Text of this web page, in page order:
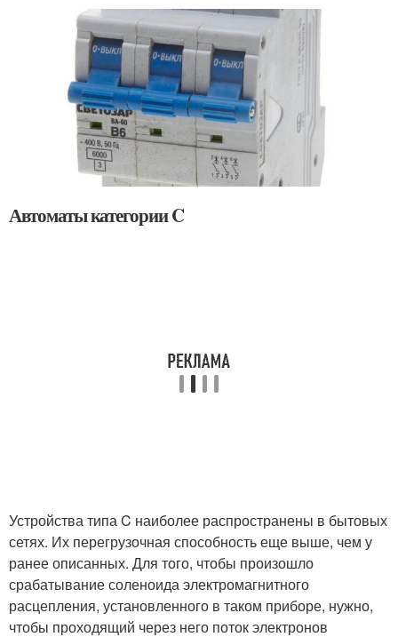
Автоматы категории C
Устройства типа C наиболее распространены в бытовых
сетях. Их перегрузочная способность еще выше, чем у
ранее описанных. Для того, чтобы произошло
срабатывание соленоида электромагнитного
расцепления, установленного в таком приборе, нужно,
чтобы проходящий через него поток электронов